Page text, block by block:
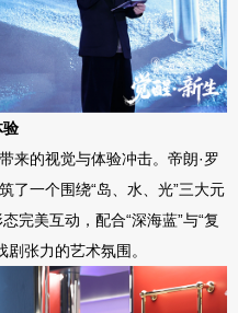
验
来的视觉与体验冲击。帝朗·罗
了一个围绕“岛、水、光”三大元
完美互动，配合“深海蓝”与“复
张力的艺术氛围。